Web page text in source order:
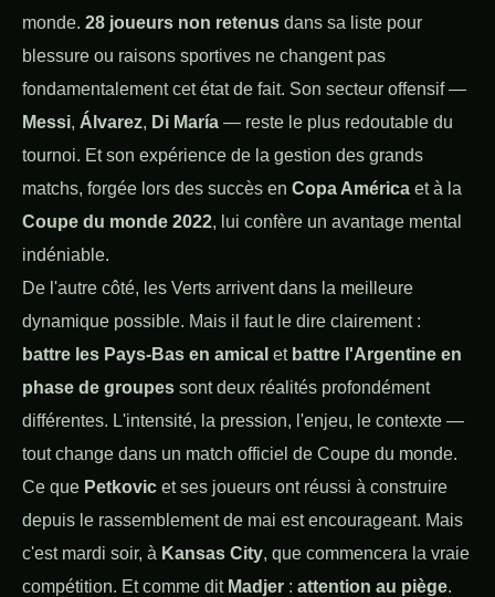
monde. 28 joueurs non retenus dans sa liste pour
blessure ou raisons sportives ne changent pas
fondamentalement cet état de fait. Son secteur offensif —
Messi, Álvarez, Di María — reste le plus redoutable du
tournoi. Et son expérience de la gestion des grands
matchs, forgée lors des succès en Copa América et à la
Coupe du monde 2022, lui confère un avantage mental
indéniable.
De l'autre côté, les Verts arrivent dans la meilleure
dynamique possible. Mais il faut le dire clairement :
battre les Pays-Bas en amical et battre l'Argentine en
phase de groupes sont deux réalités profondément
différentes. L'intensité, la pression, l'enjeu, le contexte —
tout change dans un match officiel de Coupe du monde.
Ce que Petkovic et ses joueurs ont réussi à construire
depuis le rassemblement de mai est encourageant. Mais
c'est mardi soir, à Kansas City, que commencera la vraie
compétition. Et comme dit Madjer : attention au piège.